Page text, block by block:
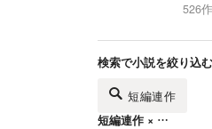
526
検索で小説を絞り込む
短編連作
短編連作 × …